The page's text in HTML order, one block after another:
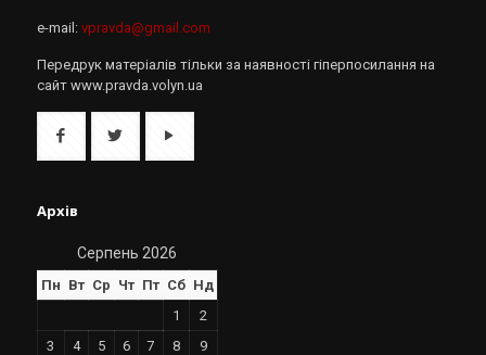
e-mail: vpravda@gmail.com
Передрук матеріалів тільки за наявності гіперпосилання на
сайт www.pravda.volyn.ua
Архів
Серпень 2026
Пн Вт Ср Чт Пт Сб Нд
1
2
3
4 5 6 7 8
9